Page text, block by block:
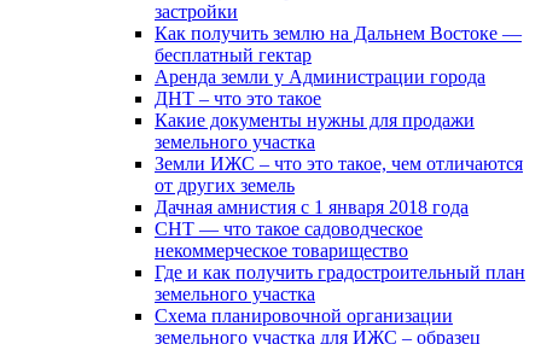
застройки
Как получить землю на Дальнем Востоке —
бесплатный гектар
Аренда земли у Администрации города
ДНТ – что это такое
Какие документы нужны для продажи
земельного участка
Земли ИЖС – что это такое, чем отличаются
от других земель
Дачная амнистия с 1 января 2018 года
СНТ — что такое садоводческое
некоммерческое товарищество
Где и как получить градостроительный план
земельного участка
Схема планировочной организации
земельного участка для ИЖС – образец